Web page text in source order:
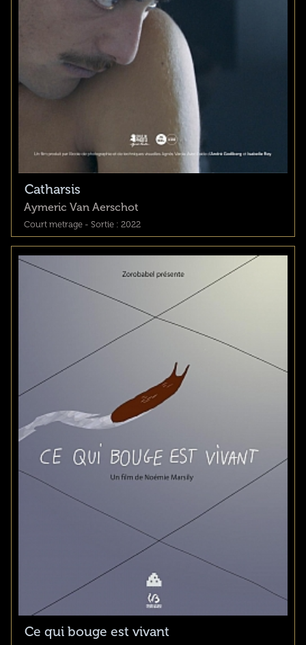
Catharsis
Aymeric Van Aerschot
Court metrage - Sortie : 2022
Ce qui bouge est vivant